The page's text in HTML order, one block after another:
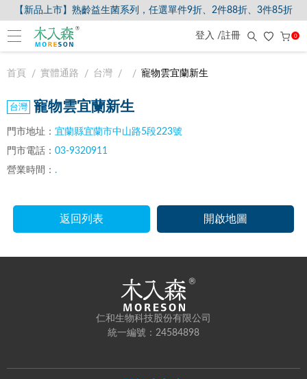
【新品上市】熟齡益生菌系列，任選單件9折、2件88折、3件85折
登入 /註冊 0
首頁 實體通路 台灣 寵物雲宜蘭新生
寵物雲宜蘭新生
門市地址： 宜蘭縣宜蘭市中山路5段223號
門市電話： 03-9320911
營業時間： .
返回列表 開啟地圖
仁和生物科技股份有限公司
統一編號：24584898